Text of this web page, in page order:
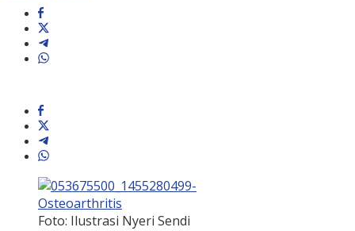
Foto: Ilustrasi Nyeri Sendi